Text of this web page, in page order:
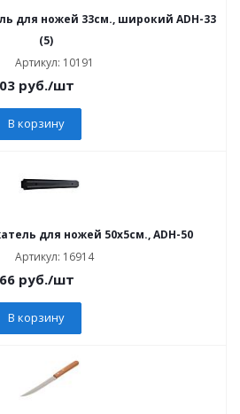
для ножей 33см., широкий ADH-33
(5)
Артикул: 10191
руб./шт
В корзину
для ножей 50х5см., ADH-50
Артикул: 16914
руб./шт
В корзину